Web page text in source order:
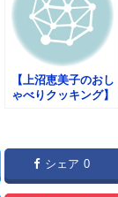
【上沼恵美子のおし
ゃべりクッキング】
シェア 0